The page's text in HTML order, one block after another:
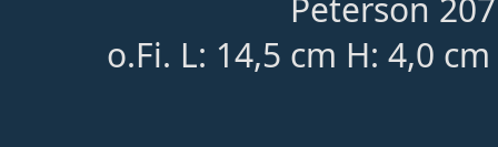
Peterson
o.Fi. L: 14,5 cm H: 4,0